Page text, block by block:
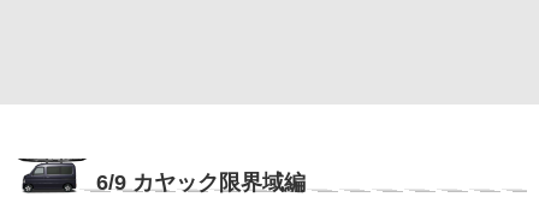
6/9 カヤック限界域編